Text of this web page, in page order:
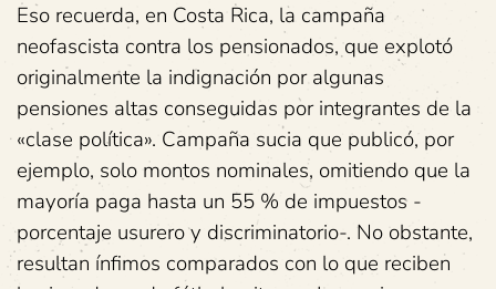
Eso recuerda, en Costa Rica, la campaña
neofascista contra los pensionados, que explotó
originalmente la indignación por algunas
pensiones altas conseguidas por integrantes de la
«clase política». Campaña sucia que publicó, por
ejemplo, solo montos nominales, omitiendo que la
mayoría paga hasta un 55 % de impuestos -
porcentaje usurero y discriminatorio-. No obstante,
resultan ínfimos comparados con lo que reciben